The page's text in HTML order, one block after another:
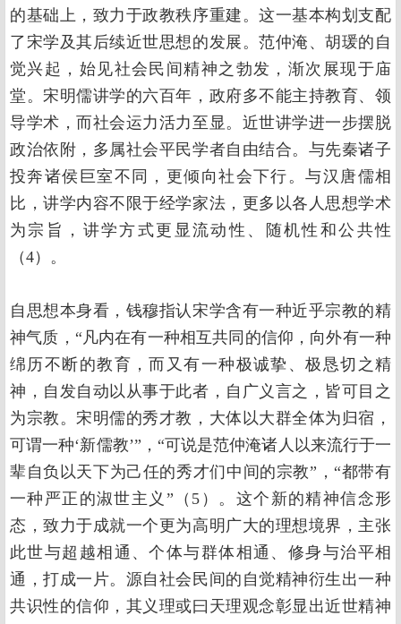
的基础上，致力于政教秩序重建。这一基本构划支配
了宋学及其后续近世思想的发展。范仲淹、胡瑗的自
觉兴起，始见社会民间精神之勃发，渐次展现于庙
堂。宋明儒讲学的六百年，政府多不能主持教育、领
导学术，而社会运力活力至显。近世讲学进一步摆脱
政治依附，多属社会平民学者自由结合。与先秦诸子
投奔诸侯巨室不同，更倾向社会下行。与汉唐儒相
比，讲学内容不限于经学家法，更多以各人思想学术
为宗旨，讲学方式更显流动性、随机性和公共性
（4）。
自思想本身看，钱穆指认宋学含有一种近乎宗教的精
神气质，“凡内在有一种相互共同的信仰，向外有一种
绵历不断的教育，而又有一种极诚挚、极恳切之精
神，自发自动以从事于此者，自广义言之，皆可目之
为宗教。宋明儒的秀才教，大体以大群全体为归宿，
可谓一种‘新儒教’”，“可说是范仲淹诸人以来流行于一
辈自负以天下为己任的秀才们中间的宗教”，“都带有
一种严正的淑世主义”（5）。这个新的精神信念形
态，致力于成就一个更为高明广大的理想境界，主张
此世与超越相通、个体与群体相通、修身与治平相
通，打成一片。源自社会民间的自觉精神衍生出一种
共识性的信仰，其义理或曰天理观念彰显出近世精神